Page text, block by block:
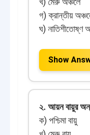
গ) ক্রান্তীয়
ঘ) নাতিশীতোষ্ণ
Show
২. আয়ন বায়ুর
ক) পশ্চিমা বায়ু